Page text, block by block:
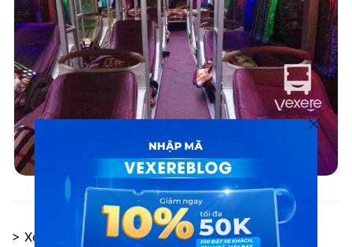
Nội thất xe Toán Oanh
> Xem thêm: